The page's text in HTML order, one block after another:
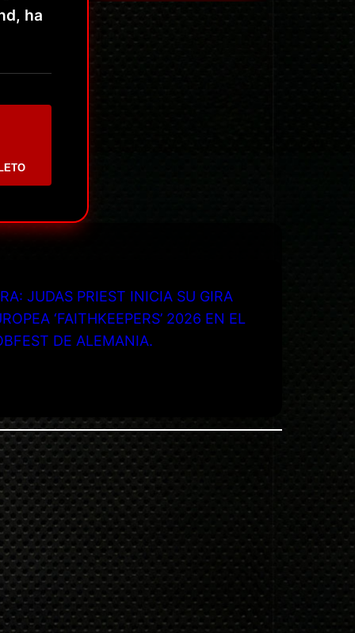
ha
JUDAS PRIEST INICIA SU GIRA
‘FAITHKEEPERS’ 2026 EN EL
DE ALEMANIA.